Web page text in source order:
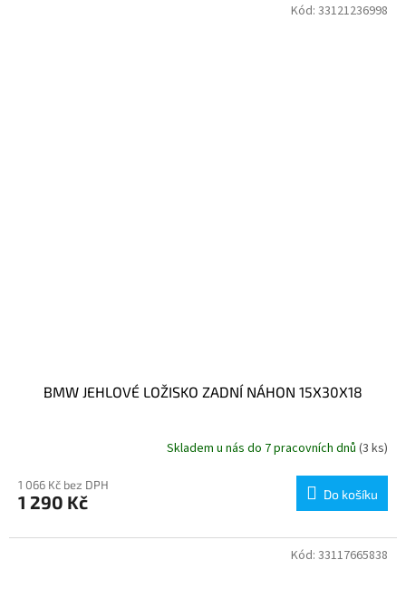
BMW JEHLOVÉ LOŽISKO ZADNÍ NÁHON 15X30X18
Skladem u nás do 7 pracovních dnů (3 ks)
1 066 Kč bez DPH
1 290 Kč Do košíku
Kód: 33121236998
Kód: 33117665838